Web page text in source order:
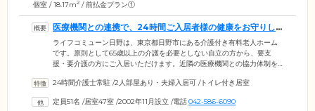
個室 / 18.17m2 / 前払金プラン①
医療機関との連携で、24時間ご入居者様の健康をお守りし
ます
ライフコミューン日野は、東京都日野市にある介護付き有料老人ホーム
です。原則として65歳以上の介護を必要としない自立の方から、要支
援・要介護の方にご入居いただけます。近隣の医療機関との協力体制を
します。緊急時には24時間オンコール体制で医師が迅速に対応。入院が
理は看護師が行い、介護スタッフや医師と充実した医療サービスをご提
24時間介護士常駐 /2人部屋あり・夫婦入居可 /トイレ付き居室
定員51名 /居室47室 /2002年11月設立 /電話042-586-6090